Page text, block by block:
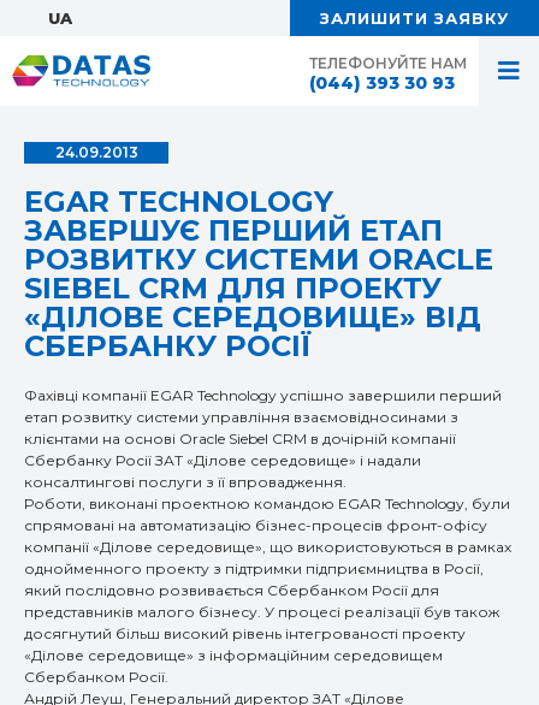
ТЕЛЕФОНУЙТЕ НАМ
(044) 393 30 93
UA: ЗАЛИШИТИ ЗАЯВКУ
24.09.2013
EGAR TECHNOLOGY
ЗАВЕРШУЄ ПЕРШИЙ ЕТАП
РОЗВИТКУ СИСТЕМИ ORACLE
SIEBEL CRM ДЛЯ ПРОЕКТУ
«ДІЛОВЕ СЕРЕДОВИЩЕ» ВІД
СБЕРБАНКУ РОСІЇ
Фахівці компанії EGAR Technology успішно завершили перший
етап розвитку системи управління взаємовідносинами з
клієнтами на основі Oracle Siebel CRM в дочірній компанії
Сбербанку Росії ЗАТ «Ділове середовище» і надали
консалтингові послуги з її впровадження.
Роботи, виконані проектною командою EGAR Technology, були
спрямовані на автоматизацію бізнес-процесів фронт-офісу
компанії «Ділове середовище», що використовуються в рамках
однойменного проекту з підтримки підприємництва в Росії,
який послідовно розвивається Сбербанком Росії для
представників малого бізнесу. У процесі реалізації був також
досягнутий більш високий рівень інтегрованості проекту
«Ділове середовище» з інформаційним середовищем
Сбербанком Росії.
Андрій Леуш, Генеральний директор ЗАТ «Ділове